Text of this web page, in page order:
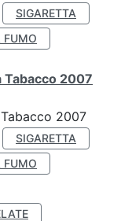
SIGARETTA
FUMO
Tabacco 2007
2007
SIGARETTA
FUMO